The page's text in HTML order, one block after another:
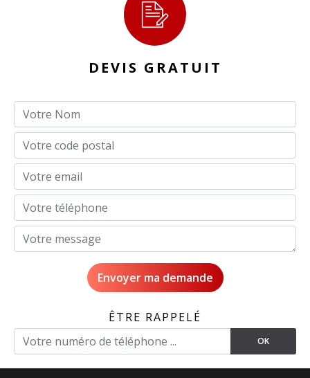
DEVIS GRATUIT
ÊTRE RAPPELÉ